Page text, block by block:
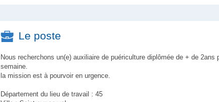
Le poste
Nous recherchons un(e) auxiliaire de puériculture diplômée de + de
semaine.
la mission est à pourvoir en urgence.
Département du lieu de travail : 45